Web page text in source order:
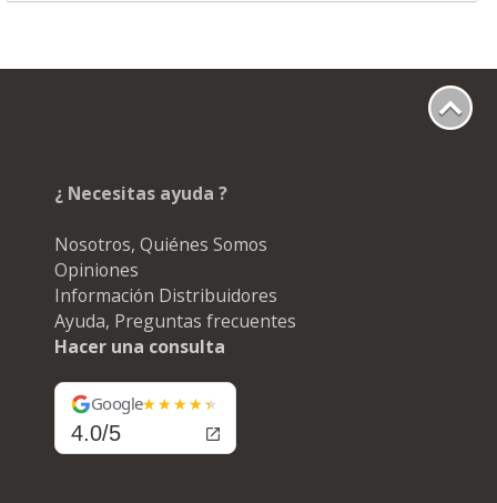
¿ Necesitas ayuda ?
Nosotros, Quiénes Somos
Opiniones
Información Distribuidores
Ayuda, Preguntas frecuentes
Hacer una consulta
Google
4.0/5